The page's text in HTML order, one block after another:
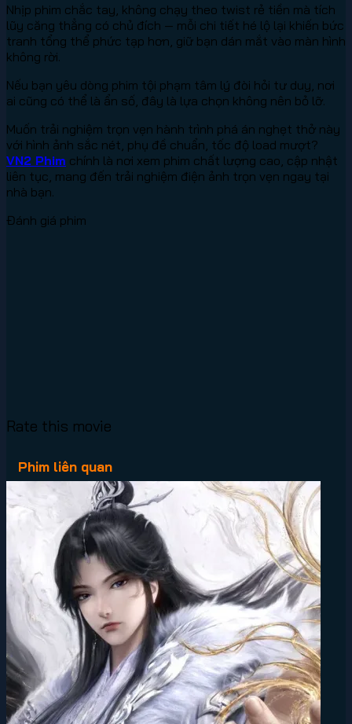
Nhịp phim chắc tay, không chạy theo twist rẻ tiền mà tích
lũy căng thẳng có chủ đích — mỗi chi tiết hé lộ lại khiến bức
tranh tổng thể phức tạp hơn, giữ bạn dán mắt vào màn hình
không rời.
Nếu bạn yêu dòng phim tội phạm tâm lý đòi hỏi tư duy, nơi
ai cũng có thể là ẩn số, đây là lựa chọn không nên bỏ lỡ.
Muốn trải nghiệm trọn vẹn hành trình phá án nghẹt thở này
với hình ảnh sắc nét, phụ đề chuẩn, tốc độ load mượt?
VN2 Phim chính là nơi xem phim chất lượng cao, cập nhật
liên tục, mang đến trải nghiệm điện ảnh trọn vẹn ngay tại
nhà bạn.
Đánh giá phim
Rate this movie
Phim liên quan